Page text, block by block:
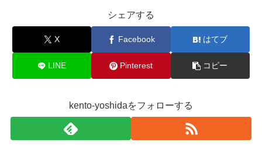
シェアする
X Facebook はてブ
LINE Pinterest コピー
kento-yoshidaをフォローする